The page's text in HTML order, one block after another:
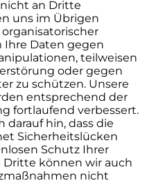
an Dritte
uns im Übrigen
Ihre Daten gegen
teilweisen
oder gegen
zu schützen. Unsere
entsprechend der
fortlaufend verbessert.
darauf hin, dass die
Sicherheitslücken
Schutz Ihrer
können wir auch
nicht